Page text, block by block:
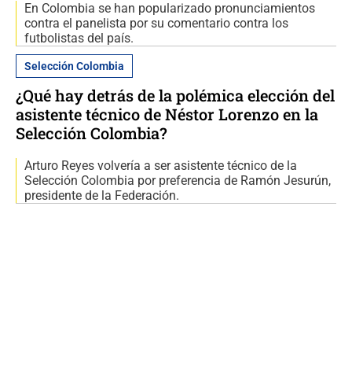
En Colombia se han popularizado pronunciamientos
contra el panelista por su comentario contra los
futbolistas del país.
Selección Colombia
¿Qué hay detrás de la polémica elección del
asistente técnico de Néstor Lorenzo en la
Selección Colombia?
Arturo Reyes volvería a ser asistente técnico de la
Selección Colombia por preferencia de Ramón Jesurún,
presidente de la Federación.